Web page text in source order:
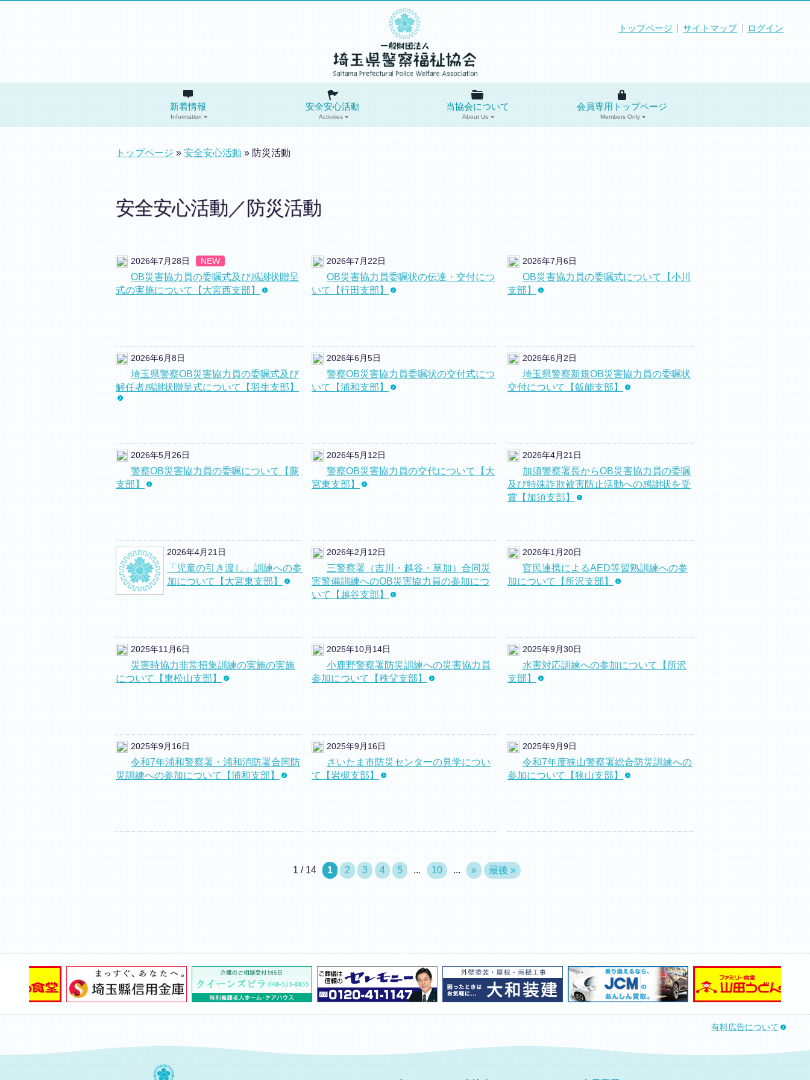
トップページ サイトマップ ログイン
新着情報
Information
安全安心活動
Activities
当協会について
About Us
会員専用トップページ
Members Only
トップページ » 安全安心活動 » 防災活動
安全安心活動／防災活動
2026年7月28日 NEW
OB災害協力員の委嘱式及び感謝状贈呈
式の実施について【大宮西支部】
2026年7月22日
OB災害協力員委嘱状の伝達・交付につ
いて【行田支部】
2026年7月6日
OB災害協力員の委嘱式について【小川
支部】
2026年6月8日
埼玉県警察OB災害協力員の委嘱式及び
解任者感謝状贈呈式について【羽生支部】
2026年6月5日
警察OB災害協力員委嘱状の交付式につ
いて【浦和支部】
2026年6月2日
埼玉県警察新規OB災害協力員の委嘱状
交付について【飯能支部】
2026年5月26日
警察OB災害協力員の委嘱について【蕨
支部】
2026年5月12日
警察OB災害協力員の交代について【大
宮東支部】
2026年4月21日
加須警察署長からOB災害協力員の委嘱
及び特殊詐欺被害防止活動への感謝状を受
賞【加須支部】
2026年4月21日
「児童の引き渡し」訓練への参
加について【大宮東支部】
2026年2月12日
三警察署（吉川・越谷・草加）合同災
害警備訓練へのOB災害協力員の参加につ
いて【越谷支部】
2026年1月20日
官民連携によるAED等習熟訓練への参
加について【所沢支部】
2025年11月6日
災害時協力非常招集訓練の実施の実施
について【東松山支部】
2025年10月14日
小鹿野警察署防災訓練への災害協力員
参加について【秩父支部】
2025年9月30日
水害対応訓練への参加について【所沢
支部】
2025年9月16日
令和7年浦和警察署・浦和消防署合同防
災訓練への参加について【浦和支部】
2025年9月16日
さいたま市防災センターの見学につい
て【岩槻支部】
2025年9月9日
令和7年度狭山警察署総合防災訓練への
参加について【狭山支部】
1 / 14 1 2 3 4 5 ... 10 ... » 最後 »
有料広告について